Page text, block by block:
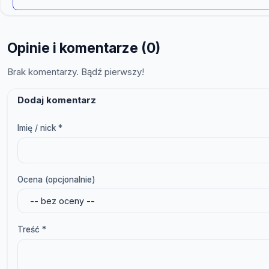
Opinie i komentarze (0)
Brak komentarzy. Bądź pierwszy!
Dodaj komentarz
Imię / nick *
Ocena (opcjonalnie)
Treść *